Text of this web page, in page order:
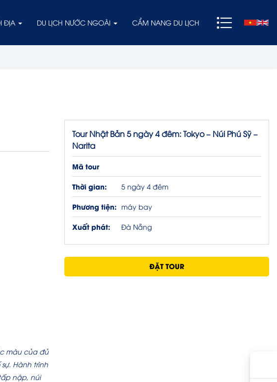
ĐỊA DU LỊCH NƯỚC NGOÀI CẨM NANG DU LỊCH
màu của đủ
Hành trình
nập, núi
Tour Nhật Bản 5 ngày 4 đêm: Tokyo – Núi Phú Sỹ –
Narita
Mã tour
Thời gian:
5 ngày 4 đêm
Phương tiện: máy bay
Xuất phát: Đà Nẵng
ĐẶT TOUR